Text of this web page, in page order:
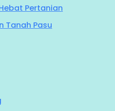
Pertanian
Tanah Pasu